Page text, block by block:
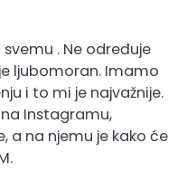
. Ne određuje
ljubomoran. Imamo
i to mi je najvažnije.
Instagramu,
a na njemu je kako će